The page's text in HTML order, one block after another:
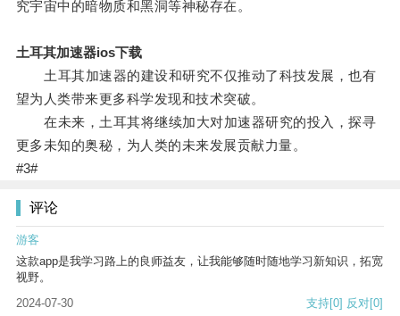
究宇宙中的暗物质和黑洞等神秘存在。
土耳其加速器ios下载
土耳其加速器的建设和研究不仅推动了科技发展，也有
望为人类带来更多科学发现和技术突破。
在未来，土耳其将继续加大对加速器研究的投入，探寻
更多未知的奥秘，为人类的未来发展贡献力量。
#3#
评论
游客
这款app是我学习路上的良师益友，让我能够随时随地学习新知识，拓宽
视野。
2024-07-30
支持[0] 反对[0]